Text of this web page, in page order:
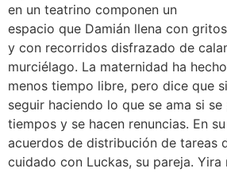
en un teatrino componen un
espacio que Damián llena con
y con recorridos disfrazado de
murciélago. La maternidad ha
menos tiempo libre, pero dice que
seguir haciendo lo que se ama si
tiempos y se hacen renuncias. En
acuerdos de distribución de tareas
cuidado con Luckas, su pareja. Yira